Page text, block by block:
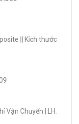
|| Kích thước
Vận Chuyển | LH: